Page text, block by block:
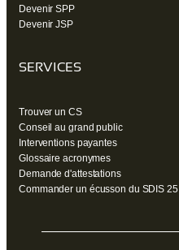
Devenir SPP
Devenir JSP
SERVICES
Trouver un CS
Conseil au grand public
Interventions payantes
Glossaire acronymes
Demande d'attestations
Commander un écusson du SDIS 25